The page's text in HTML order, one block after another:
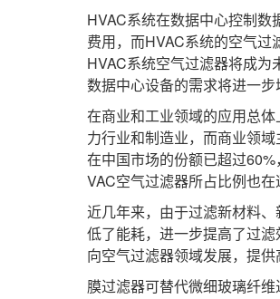
HVAC系统在数据中心控制
费用，而HVAC系统的空气
HVAC系统空气过滤器将成
数据中心设备的需求将进一步
在商业和工业领域的应用总
力行业和制造业，而商业领
在中国市场的份额已超过
VAC空气过滤器所占比例也
近几年来，由于过滤新材料
低了能耗，进一步提高了过
向空气过滤器领域发展，提
膜过滤器可替代微细玻璃纤